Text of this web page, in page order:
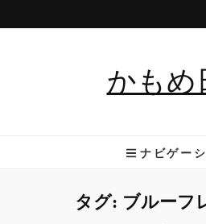
かもめ
ナビゲー
タグ: ブルーフ